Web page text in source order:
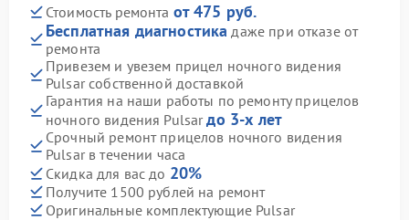
Стоимость ремонта от 475 руб.
Бесплатная диагностика даже при отказе от
ремонта
Привезем и увезем прицел ночного видения
Pulsar собственной доставкой
Гарантия на наши работы по ремонту прицелов
ночного видения Pulsarдо 3-х лет
Срочный ремонт прицелов ночного видения
Pulsar в течении часа
Скидка для вас до 20%
Получите 1500 рублей на ремонт
Оригинальные комплектующие Pulsar